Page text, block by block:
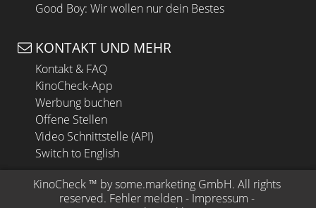
Good Boy: Wir wollen nur dein Bestes
KONTAKT UND MEHR
Kontakt & FAQ
KinoCheck-App
Werbung buchen
Offene Stellen
Video Schnittstelle (API)
Switch to English
KinoCheck ™ by some.marketing GmbH. All rights
reserved. Fehler melden - Impressum -